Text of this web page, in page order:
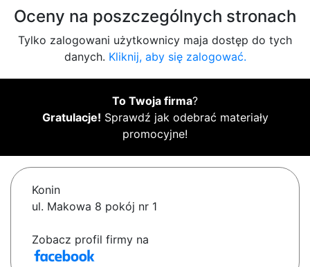
Oceny na poszczególnych stronach
Tylko zalogowani użytkownicy maja dostęp do tych
danych. Kliknij, aby się zalogować.
To Twoja firma?
Gratulacje! Sprawdź jak odebrać materiały
promocyjne!
Konin
ul. Makowa 8 pokój nr 1
Zobacz profil firmy na